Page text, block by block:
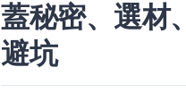
蓋秘密、選材
避坑